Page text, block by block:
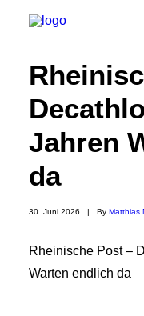
Jahren
da
30. Juni 2026 | By Matthias
Rheinische Post –
Warten endlich da